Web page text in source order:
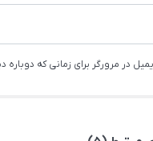
در مرورگر برای زمانی که